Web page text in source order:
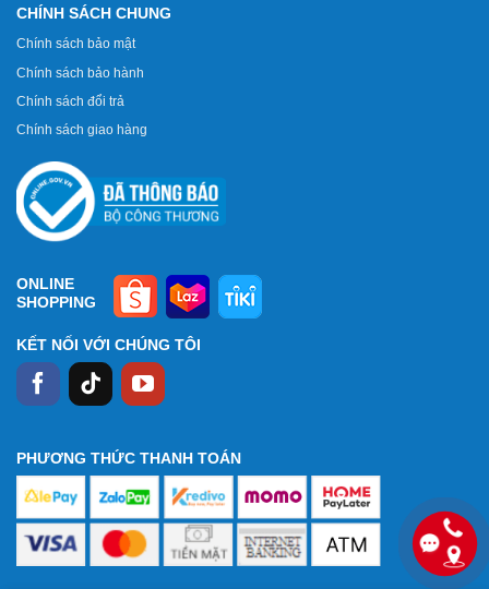
CHÍNH SÁCH CHUNG
Chính sách bảo mật
Chính sách bảo hành
Chính sách đổi trả
Chính sách giao hàng
ONLINE
SHOPPING
KẾT NỐI VỚI CHÚNG TÔI
PHƯƠNG THỨC THANH TOÁN